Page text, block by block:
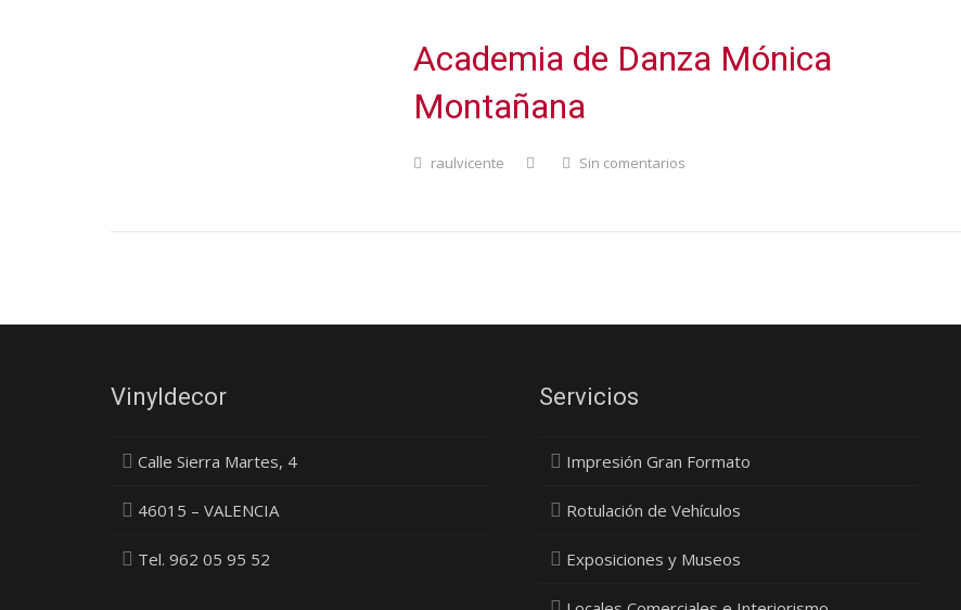
Academia de Danza Mónica
Montañana
raulvicente Sin comentarios
Vinyldecor
Calle Sierra Martes, 4
46015 – VALENCIA
Tel. 962 05 95 52
Servicios
Impresión Gran Formato
Rotulación de Vehículos
Exposiciones y Museos